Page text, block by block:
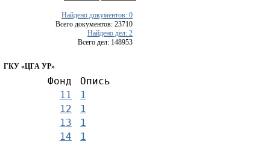
Найдено документов: 0
Всего документов: 23710
Найдено дел: 2
Всего дел: 148953
ГКУ «ЦГА УР»
Фонд
Опись
11
1
12
1
13
1
14
1